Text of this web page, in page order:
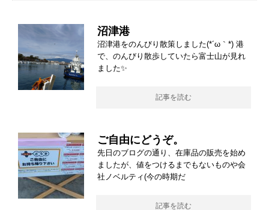
沼津港
沼津港をのんびり散策しました(*´ω｀*) 港
で、のんびり散歩していたら富士山が見れ
ました✨
記事を読む
ご自由にどうぞ。
先日のブログの通り、在庫品の販売を始め
ましたが、値をつけるまでもないものや会
社ノベルティ(今の時期だ
記事を読む